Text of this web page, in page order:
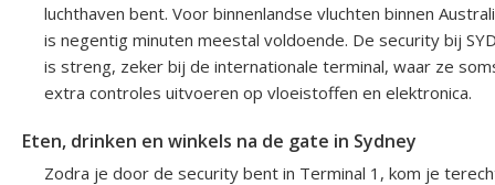
luchthaven bent. Voor binnenlandse vluchten binnen
is negentig minuten meestal voldoende. De security bij
is streng, zeker bij de internationale terminal, waar ze
extra controles uitvoeren op vloeistoffen en elektronica.
Eten, drinken en winkels na de gate in Sydney
Zodra je door de security bent in Terminal 1, kom je